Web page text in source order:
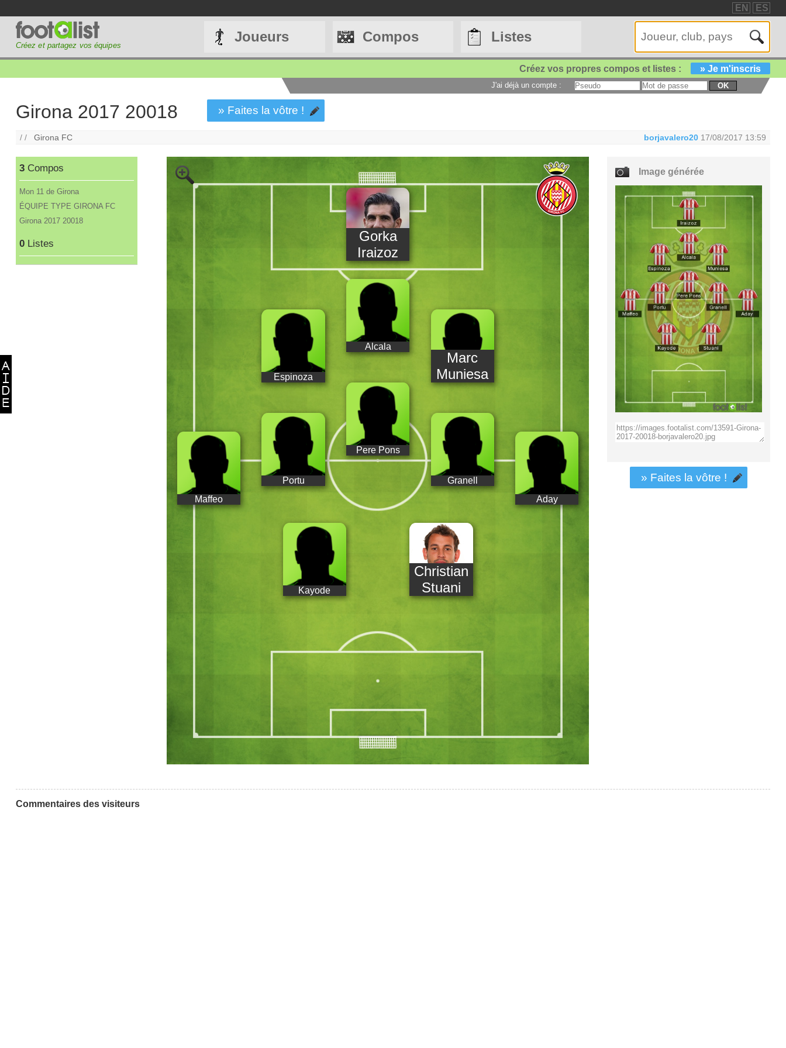
EN ES
Créez et partagez vos équipes
Joueurs Compos Listes
Créez vos propres compos et listes : » Je m'inscris
J'ai déjà un compte : OK
Girona 2017 20018 » Faites la vôtre !
/ /Girona FC borjavalero20 17/08/2017 13:59
3 Compos
Mon 11 de Girona
ÉQUIPE TYPE GIRONA FC
Girona 2017 20018
0 Listes
Gorka
Iraizoz
Espinoza
Alcala
Marc
Muniesa
Pere Pons
Maffeo Aday
Portu Granell
Kayode
Christian
Stuani
Image générée
» Faites la vôtre !
Commentaires des visiteurs